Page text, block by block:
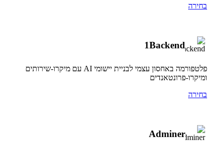
בחירה
1Backend
פלטפורמה באחסון עצמי לבניית יישומי AI עם מיקרו-שירותים
ומיקרו-פרונטאנדים
בחירה
Adminer